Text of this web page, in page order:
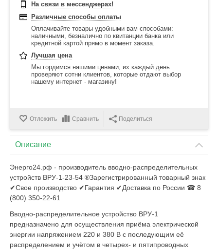
На связи в мессенджерах!
Различные способы оплаты
Оплачивайте товары удобными вам способами:
наличными, безналично по квитанции банка или
кредитной картой прямо в момент заказа.
Лучшая цена
Мы гордимся нашими ценами, их каждый день
проверяют сотни клиентов, которые отдают выбор
нашему интернет - магазину!
Отложить Сравнить Поделиться
Описание
Энерго24.рф - производитель вводно-распределительных
устройств ВРУ-1-23-54 ®Зарегистрированный товарный знак
✔Свое производство ✔Гарантия ✔Доставка по России ☎ 8
(800) 350-22-61
Вводно-распределительное устройство ВРУ-1
предназначено для осуществления приёма электрической
энергии напряжением 220 и 380 В с последующим её
распределением и учётом в четырех- и пятипроводных